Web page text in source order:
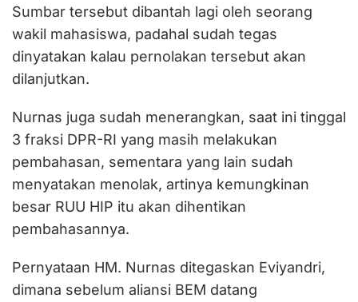
Sumbar tersebut dibantah lagi oleh seorang
wakil mahasiswa, padahal sudah tegas
dinyatakan kalau pernolakan tersebut akan
dilanjutkan.
Nurnas juga sudah menerangkan, saat ini tinggal
3 fraksi DPR-RI yang masih melakukan
pembahasan, sementara yang lain sudah
menyatakan menolak, artinya kemungkinan
besar RUU HIP itu akan dihentikan
pembahasannya.
Pernyataan HM. Nurnas ditegaskan Eviyandri,
dimana sebelum aliansi BEM datang